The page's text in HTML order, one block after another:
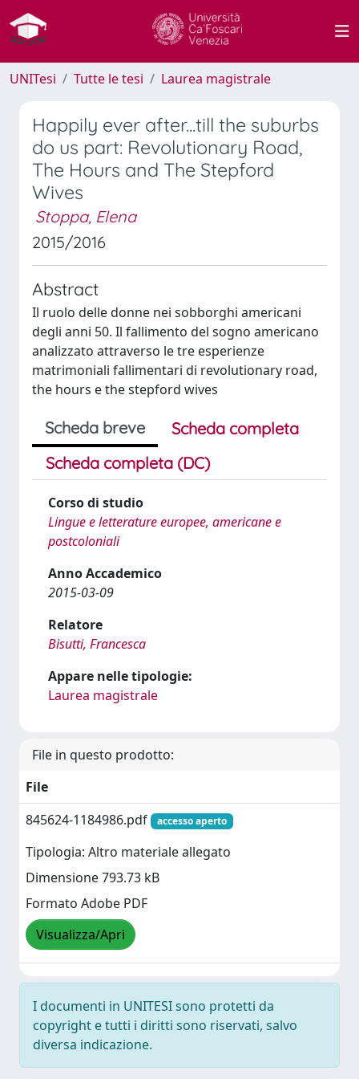
UNITesi Tutte le tesi Laurea magistrale
Happily ever after...till the suburbs
do us part: Revolutionary Road,
The Hours and The Stepford
Wives
Stoppa, Elena
2015/2016
Abstract
Il ruolo delle donne nei sobborghi americani
degli anni 50. Il fallimento del sogno americano
analizzato attraverso le tre esperienze
matrimoniali fallimentari di revolutionary road,
the hours e the stepford wives
Scheda breve
Scheda completa
Scheda completa (DC)
Corso di studio
Lingue e letterature europee, americane e
postcoloniali
Anno Accademico
2015-03-09
Relatore
Bisutti, Francesca
Appare nelle tipologie:
Laurea magistrale
File in questo prodotto:
File
845624-1184986.pdf
accesso aperto
Tipologia: Altro materiale allegato
Dimensione 793.73 kB
Formato Adobe PDF
Visualizza/Apri
I documenti in UNITESI sono protetti da
copyright e tutti i diritti sono riservati, salvo
diversa indicazione.